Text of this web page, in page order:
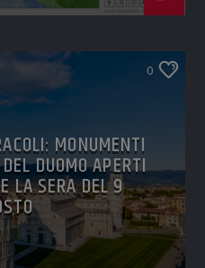
0
MONUMENTI
DUOMO APERTI
LA SERA DEL 9